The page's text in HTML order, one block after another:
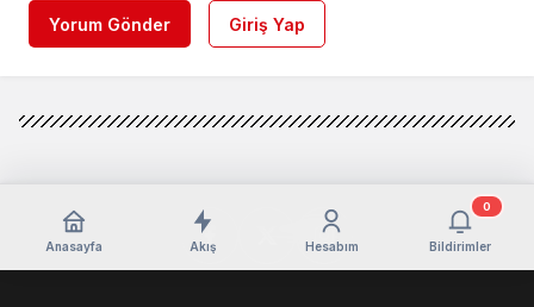
Yorum Gönder Giriş Yap
Anasayfa Akış Hesabım Bildirimler
0